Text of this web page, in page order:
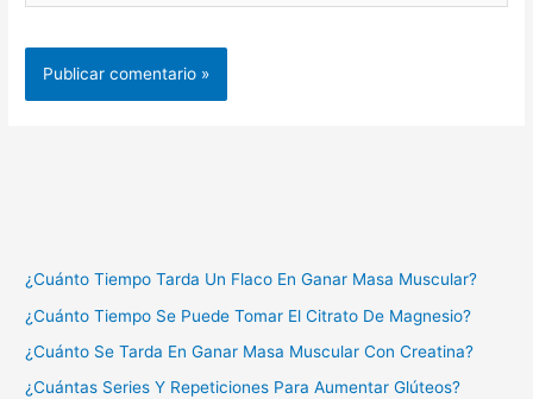
¿Cuánto Tiempo Tarda Un Flaco En Ganar Masa Muscular?
¿Cuánto Tiempo Se Puede Tomar El Citrato De Magnesio?
¿Cuánto Se Tarda En Ganar Masa Muscular Con Creatina?
¿Cuántas Series Y Repeticiones Para Aumentar Glúteos?